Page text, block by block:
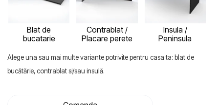
Blat de
bucatarie
Contrablat /
Placare perete
Insula /
Peninsula
Alege una sau mai multe variante potrivite pentru casa ta: blat de
bucătărie, contrablat si/sau insulă.